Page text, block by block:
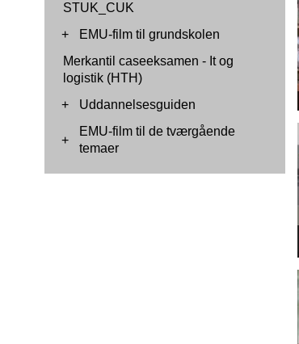
STUK_CUK
+
EMU-film til grundskolen
Merkantil caseeksamen - It og
logistik (HTH)
+
Uddannelsesguiden
+
EMU-film til de tværgående
temaer